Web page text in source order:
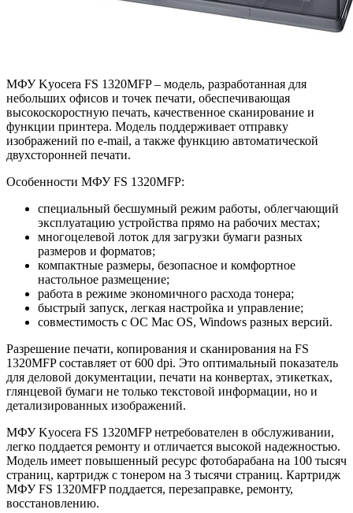
МФУ Kyocera FS 1320MFP – модель, разработанная для
небольших офисов и точек печати, обеспечивающая
высокоскоростную печать, качественное сканирование и
функции принтера. Модель поддерживает отправку
изображений по e-mail, а также функцию автоматической
двухсторонней печати.
Особенности МФУ FS 1320MFP:
специальный бесшумный режим работы, облегчающий
эксплуатацию устройства прямо на рабочих местах;
многоцелевой лоток для загрузки бумаги разных
размеров и форматов;
компактные размеры, безопасное и комфортное
настольное размещение;
работа в режиме экономичного расхода тонера;
быстрый запуск, легкая настройка и управление;
совместимость с ОС Mac OS, Windows разных версий.
Разрешение печати, копирования и сканирования на FS
1320MFP составляет от 600 dpi. Это оптимальный показатель
для деловой документации, печати на конвертах, этикетках,
глянцевой бумаги не только текстовой информации, но и
детализированных изображений.
МФУ Kyocera FS 1320MFP нетребователен в обслуживании,
легко поддается ремонту и отличается высокой надежностью.
Модель имеет повышенный ресурс фотобарабана на 100 тысяч
страниц, картридж с тонером на 3 тысячи страниц. Картридж
МФУ FS 1320MFP поддается, перезаправке, ремонту,
восстановлению.